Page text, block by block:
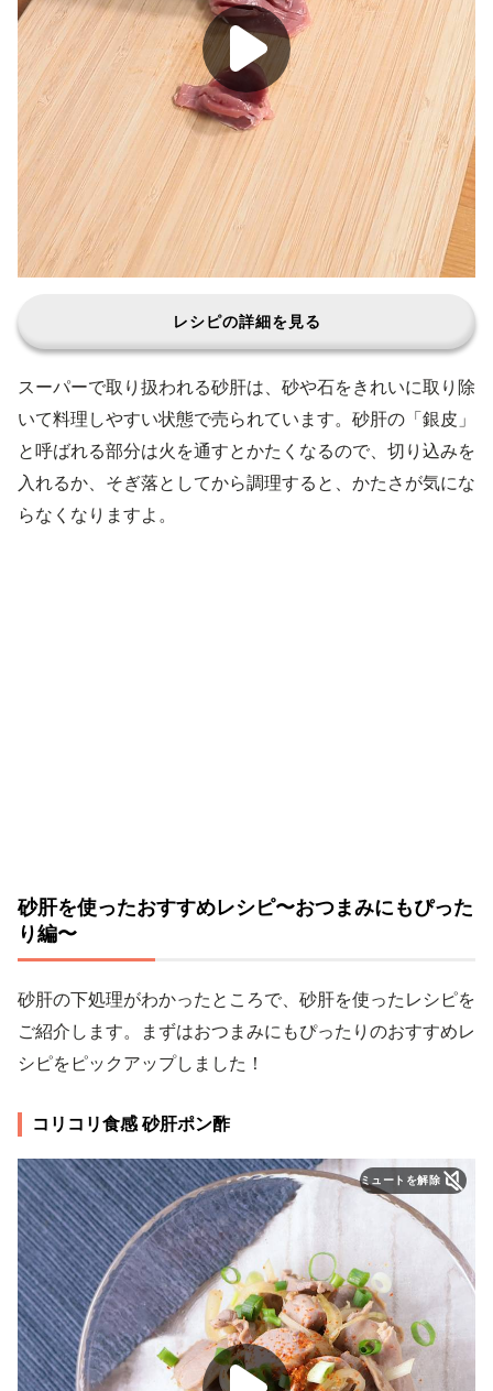
レシピの詳細を見る
スーパーで取り扱われる砂肝は、砂や石をきれいに取り除
いて料理しやすい状態で売られています。砂肝の「銀皮」
と呼ばれる部分は火を通すとかたくなるので、切り込みを
入れるか、そぎ落としてから調理すると、かたさが気にな
らなくなりますよ。
砂肝を使ったおすすめレシピ〜おつまみにもぴった
り編〜
砂肝の下処理がわかったところで、砂肝を使ったレシピを
ご紹介します。まずはおつまみにもぴったりのおすすめレ
シピをピックアップしました！
コリコリ食感 砂肝ポン酢
ミュートを解除